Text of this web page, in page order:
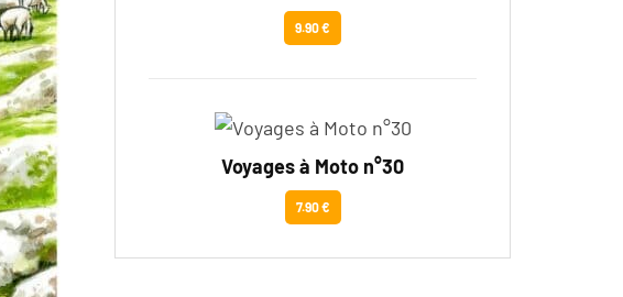
9.90 €
Voyages à Moto n°30
7.90 €